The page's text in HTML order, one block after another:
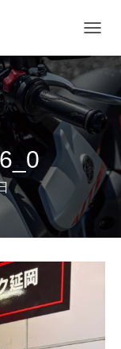
ビ
ー
シ
ョ
ン
を
り